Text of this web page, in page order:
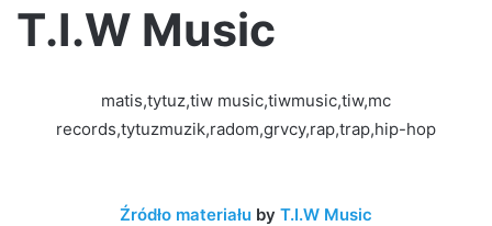
T.I.W Music
matis,tytuz,tiw music,tiwmusic,tiw,mc
records,tytuzmuzik,radom,grvcy,rap,trap,hip-hop
Źródło materiału by T.I.W Music